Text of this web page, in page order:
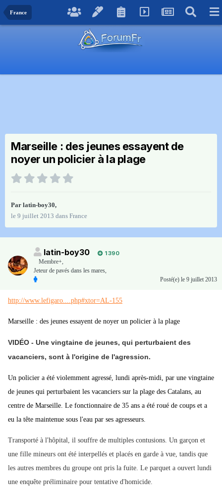
France
Marseille : des jeunes essayent de
noyer un policier à la plage
Par latin-boy30,
le 9 juillet 2013 dans France
latin-boy30
1 390
Membre+,
Jeteur de pavés dans les mares,
Posté(e) le 9 juillet 2013
http://www.lefigaro....php#xtor=AL-155
Marseille : des jeunes essayent de noyer un policier à la plage
VIDÉO - Une vingtaine de jeunes, qui perturbaient des
vacanciers, sont à l'origine de l'agression.
Un policier a été violemment agressé, lundi après-midi, par une vingtaine
de jeunes qui perturbaient les vacanciers sur la plage des Catalans, au
centre de Marseille. Le fonctionnaire de 35 ans a été roué de coups et a
eu la tête maintenue sous l'eau par ses agresseurs.
Transporté à l'hôpital, il souffre de multiples contusions. Un garçon et
une fille mineurs ont été interpellés et placés en garde à vue, tandis que
les autres membres du groupe ont pris la fuite. Le parquet a ouvert lundi
une enquête préliminaire pour tentative d'homicide.